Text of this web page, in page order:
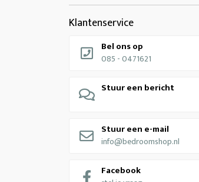
Klantenservice
Bel ons op
085 - 0471621
Stuur een bericht
Stuur een e-mail
info@bedroomshop.nl
Facebook